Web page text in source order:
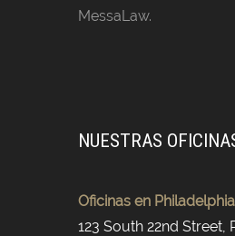
MessaLaw.
NUESTRAS
Oficinas en
123 South 22nd Street,